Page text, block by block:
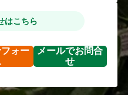
はこちら
フォー
メールでお問合
せ